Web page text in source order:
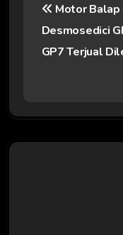
g
a
Motor Balap
Desmosedici
GP7 Terjual